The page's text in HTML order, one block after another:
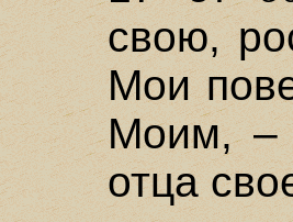
свою,
Мои
Моим, –
отца